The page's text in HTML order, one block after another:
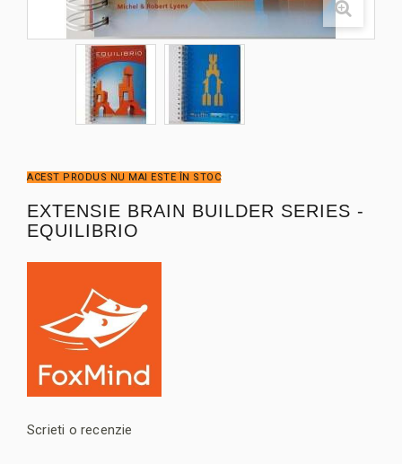
ACEST PRODUS NU MAI ESTE ÎN STOC
EXTENSIE BRAIN BUILDER SERIES -
EQUILIBRIO
Scrieti o recenzie